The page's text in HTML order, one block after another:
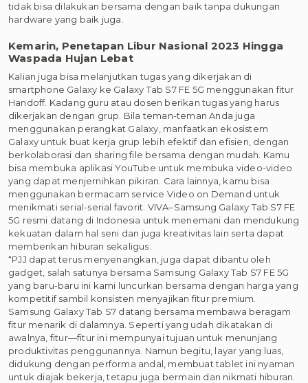
tidak bisa dilakukan bersama dengan baik tanpa dukungan
hardware yang baik juga.
Kemarin, Penetapan Libur Nasional 2023 Hingga
Waspada Hujan Lebat
Kalian juga bisa melanjutkan tugas yang dikerjakan di
smartphone Galaxy ke Galaxy Tab S7 FE 5G menggunakan fitur
Handoff. Kadang guru atau dosen berikan tugas yang harus
dikerjakan dengan grup. Bila teman-teman Anda juga
menggunakan perangkat Galaxy, manfaatkan ekosistem
Galaxy untuk buat kerja grup lebih efektif dan efisien, dengan
berkolaborasi dan sharing file bersama dengan mudah. Kamu
bisa membuka aplikasi YouTube untuk membuka video-video
yang dapat menjernihkan pikiran. Cara lainnya, kamu bisa
menggunakan bermacam service Video on Demand untuk
menikmati serial-serial favorit. VIVA–Samsung Galaxy Tab S7 FE
5G resmi datang di Indonesia untuk menemani dan mendukung
kekuatan dalam hal seni dan juga kreativitas lain serta dapat
memberikan hiburan sekaligus.
“PJJ dapat terus menyenangkan, juga dapat dibantu oleh
gadget, salah satunya bersama Samsung Galaxy Tab S7 FE 5G
yang baru-baru ini kami luncurkan bersama dengan harga yang
kompetitif sambil konsisten menyajikan fitur premium.
Samsung Galaxy Tab S7 datang bersama membawa beragam
fitur menarik di dalamnya. Seperti yang udah dikatakan di
awalnya, fitur—fitur ini mempunyai tujuan untuk menunjang
produktivitas penggunannya. Namun begitu, layar yang luas,
didukung dengan performa andal, membuat tablet ini nyaman
untuk diajak bekerja, tetapu juga bermain dan nikmati hiburan.